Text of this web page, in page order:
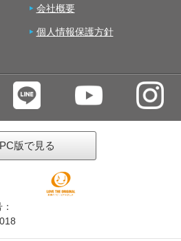
会社概要
個人情報保護方針
PC版で見る